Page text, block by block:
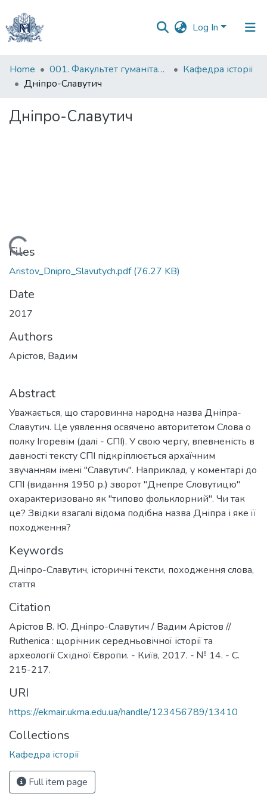
Log In
Statistics
Home 001. Факультет гуманітарних наук
Кафедра історії
Дніпро-Славутич
Дніпро-Славутич
Loading...
Files
Aristov_Dnipro_Slavutych.pdf(76.27 KB)
Date
2017
Authors
Арістов, Вадим
Abstract
Уважається, що старовинна народна назва Дніпра-
Славутич. Це уявлення освячено авторитетом Слова о
полку Ігоревім (далі - СПІ). У свою чергу, впевненість в
давності тексту СПІ підкріплюється архаїчним
звучанням імені "Славутич". Наприклад, у коментарі до
СПІ (видання 1950 р.) зворот "Днепре Словутицю"
охарактеризовано як "типово фольклорний". Чи так
це? Звідки взагалі відома подібна назва Дніпра і яке її
походження?
Keywords
Дніпро-Славутич, історичні тексти, походження слова,
стаття
Citation
Арістов В. Ю. Дніпро-Славутич / Вадим Арістов //
Ruthenica : щорічник середньовічної історії та
археології Східної Європи. - Київ, 2017. - № 14. - С.
215-217.
URI
https://ekmair.ukma.edu.ua/handle/123456789/13410
Collections
Кафедра історії
Full item page